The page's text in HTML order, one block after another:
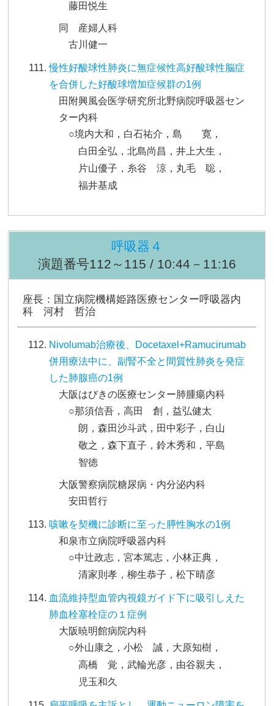
藤田悦生
同 産婦人科
古川健一
慢性好酸球性肺炎に無症候性高好酸球性脳症
を合併した好酸球増加症候群の1例
田附興風会医学研究所北野病院呼吸器セン
ター内科
○境内大和，白石祐介，島 寛，
白田全弘，北島尚昌，井上大生，
片山優子，糸谷 涼，丸毛 聡，
福井基成
呼吸器４
演題番号112～115 / 10:44－11:16
座長：国立病院機構姫路医療センター呼吸器内
科 河村 哲治
Nivolumab治療後、Docetaxel+Ramucirumab
併用療法中に、副腎不全と間質性肺炎を発症
した肺腺癌の1例
大阪はびきの医療センター肺腫瘍内科
○那須信吾，高田 創，益弘健太
朗，森田沙斗武，田中彩子，白山
敬之，森下直子，鈴木秀和，平島
智徳
大阪警察病院糖尿病・内分泌内科
安田哲行
咳嗽を契機に診断に至った膵性胸水の1例
和泉市立病院呼吸器内科
○中辻政志，宮本篤志，小林正典，
清家則孝，柳生恭子，松下晴彦
血流維持型血管内視鏡ガイド下に吸引しえた
肺血栓塞栓症の１症例
大阪暁明館病院内科
○外山康之，小松 誠，大原知樹，
高橋 覚，武輪光彦，由谷親夫，
児玉和久